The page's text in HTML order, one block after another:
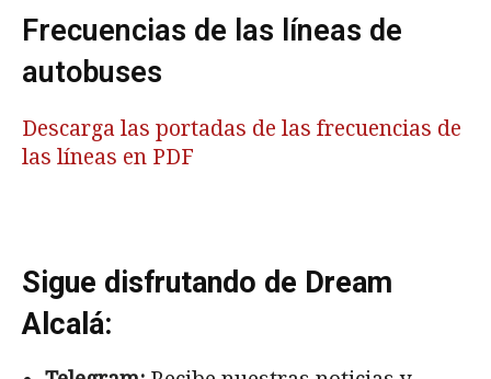
Frecuencias de las líneas de
autobuses
Descarga las portadas de las frecuencias de
las líneas en PDF
Sigue disfrutando de Dream
Alcalá: